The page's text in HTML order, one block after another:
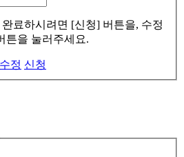
료하시려면 [신청] 버튼을, 수정
튼을 눌러주세요.
수정 신청